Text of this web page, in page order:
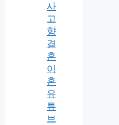
사
고
향
결
혼
이
혼
유
튜
브